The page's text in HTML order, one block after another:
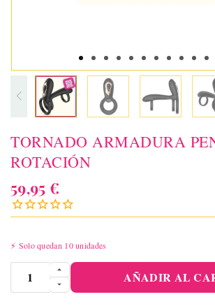
TORNADO ARMADURA
ROTACIÓN
59,95 €
⚡ Solo quedan 10 unidades
AÑADIR AL